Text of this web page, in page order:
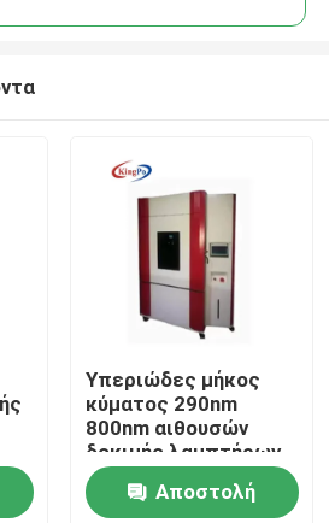
Υπεριώδες μήκος
κύματος 290nm
800nm αιθουσών
δοκιμής λαμπτήρων
Weatherable ξένο
Αποστολή